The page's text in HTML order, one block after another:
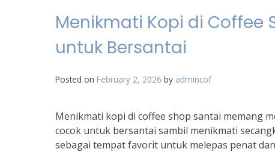
Menikmati Kopi di Coffee
untuk Bersantai
Posted on February 2, 2026 by admincof
Menikmati kopi di coffee shop santai memang
cocok untuk bersantai sambil menikmati
sebagai tempat favorit untuk melepas penat